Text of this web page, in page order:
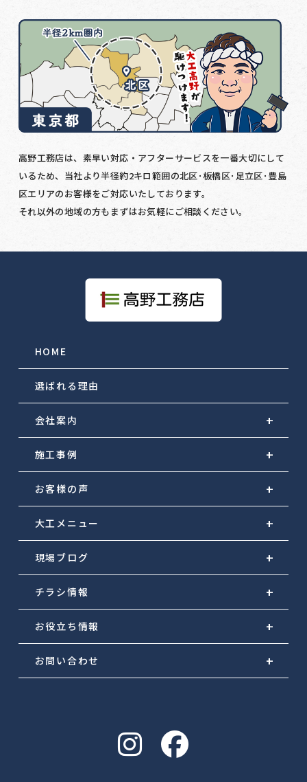
高野工務店は、素早い対応・アフターサービスを一番大切にして
いるため、当社より半径約2キロ範囲の北区･板橋区･足立区･豊島
区エリアのお客様をご対応いたしております。
それ以外の地域の方もまずはお気軽にご相談ください。
HOME
選ばれる理由
会社案内
施工事例
お客様の声
大工メニュー
現場ブログ
チラシ情報
お役立ち情報
お問い合わせ